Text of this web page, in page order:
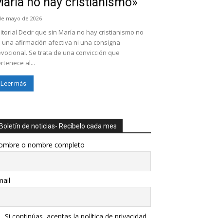
mayo de 2026
Decir que sin María no hay cristianismo no
una afirmación afectiva ni una consigna
Se trata de una convicción que
al...
Leer más
Boletín de noticias- Recíbelo cada mes
o nombre completo
Si continúas, aceptas la política de privacidad